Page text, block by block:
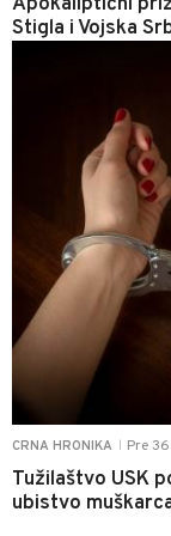
Stigla i Vojska
CRNA HRONIKA Pre
Tužilaštvo USK
ubistvo